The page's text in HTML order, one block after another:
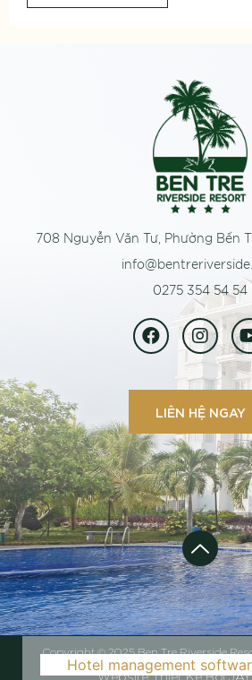
Hotel management
708 Nguyễn Văn Tư, Phường Bến
0275 354 54 54
LIÊN HỆ NGAY
Copyright © 2025 Ben Tre Riverside
Website Thiết Kế Bởi